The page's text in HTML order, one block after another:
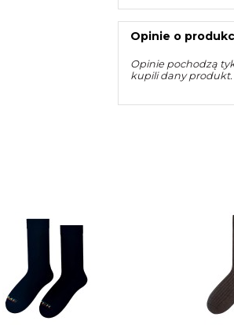
Opinie o
Opinie pochodzą
kupili dany